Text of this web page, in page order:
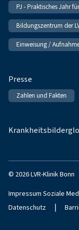
PJ - Praktisches Jahr
Bildungszentrum der
Einweisung /
Presse
Zahlen und Fakten
© 2026 LVR-Klinik Bonn
Impressum Soziale
Datenschutz |